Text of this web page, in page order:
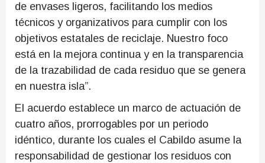
de envases ligeros, facilitando los medios
técnicos y organizativos para cumplir con los
objetivos estatales de reciclaje. Nuestro foco
está en la mejora continua y en la transparencia
de la trazabilidad de cada residuo que se genera
en nuestra isla”.
El acuerdo establece un marco de actuación de
cuatro años, prorrogables por un periodo
idéntico, durante los cuales el Cabildo asume la
responsabilidad de gestionar los residuos con